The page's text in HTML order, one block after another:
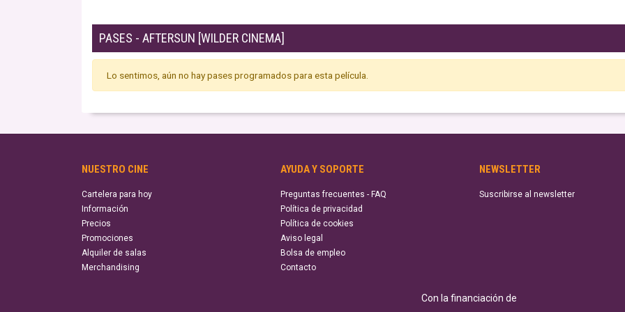
PASES - AFTERSUN [WILDER CINEMA]
Lo sentimos, aún no hay pases programados para esta película.
NUESTRO CINE
Cartelera para hoy
Información
Precios
Promociones
Alquiler de salas
Merchandising
AYUDA Y SOPORTE
Preguntas frecuentes - FAQ
Política de privacidad
Política de cookies
Aviso legal
Bolsa de empleo
Contacto
NEWSLETTER
Suscribirse al newsletter
Con la financiación de